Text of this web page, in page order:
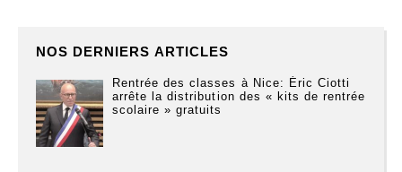
NOS DERNIERS ARTICLES
Rentrée des classes à Nice: Éric Ciotti
arrête la distribution des « kits de rentrée
scolaire » gratuits